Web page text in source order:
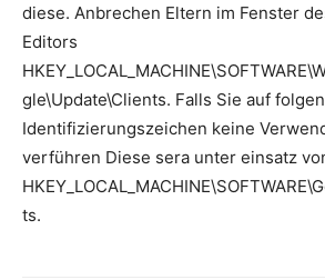
diese. Anbrechen Eltern im Fenster
Editors
gle\Update\Clients. Falls Sie auf
Identifizierungszeichen keine
verführen Diese sera unter einsatz
ts.